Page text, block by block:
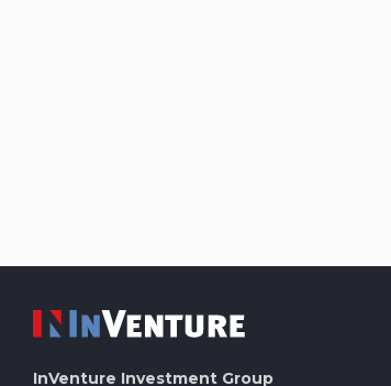
InVenture Investment Group